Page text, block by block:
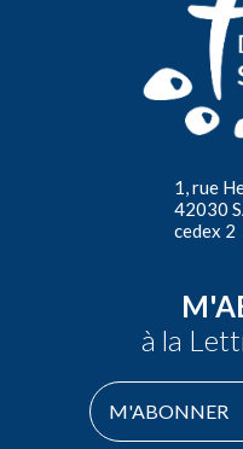
1, rue
42030
cedex 2
à la
M'ABONNER